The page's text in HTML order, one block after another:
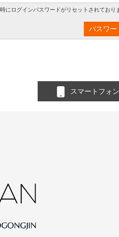
にログインパスワードがリセットされてお
パスワー
スマートフォン